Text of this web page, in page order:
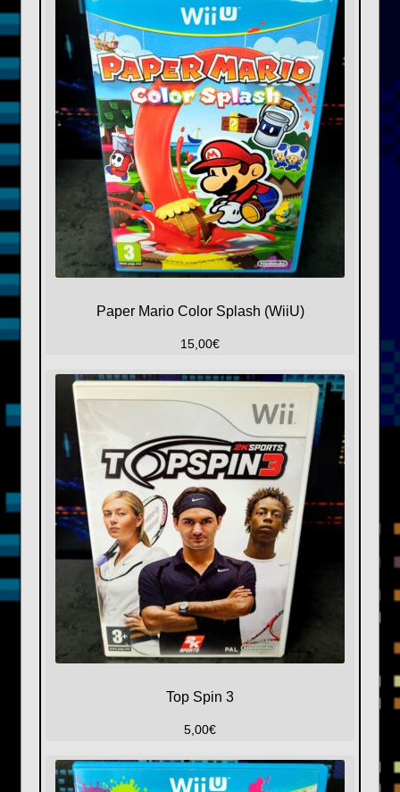
Paper Mario Color Splash (WiiU)
15,00€
Top Spin 3
5,00€